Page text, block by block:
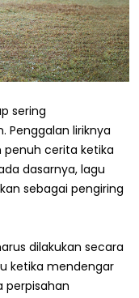
sering
Penggalan liriknya
cerita ketika
dasarnya, lagu
sebagai pengiring
dilakukan secara
ketika mendengar
perpisahan